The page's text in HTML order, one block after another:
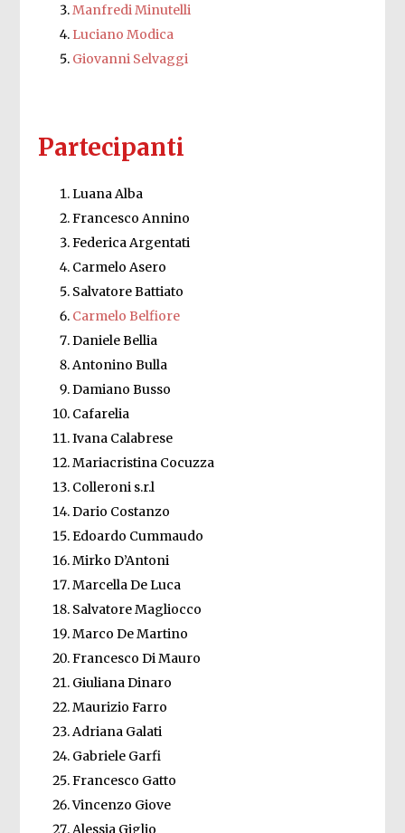
Manfredi Minutelli
Luciano Modica
Giovanni Selvaggi
Partecipanti
Luana Alba
Francesco Annino
Federica Argentati
Carmelo Asero
Salvatore Battiato
Carmelo Belfiore
Daniele Bellia
Antonino Bulla
Damiano Busso
Cafarelia
Ivana Calabrese
Mariacristina Cocuzza
Colleroni s.r.l
Dario Costanzo
Edoardo Cummaudo
Mirko D’Antoni
Marcella De Luca
Salvatore Magliocco
Marco De Martino
Francesco Di Mauro
Giuliana Dinaro
Maurizio Farro
Adriana Galati
Gabriele Garfi
Francesco Gatto
Vincenzo Giove
Alessia Giglio